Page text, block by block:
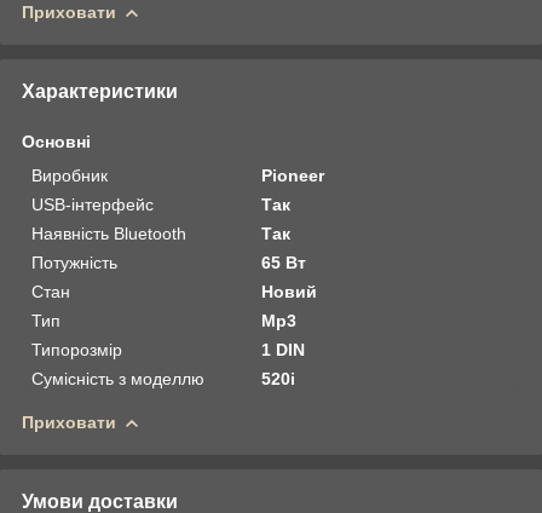
Приховати
Характеристики
Основні
Виробник
Pioneer
USB-інтерфейс
Так
Наявність Bluetooth
Так
Потужність
65 Вт
Стан
Новий
Тип
Mp3
Типорозмір
1 DIN
Сумісність з моделлю
520i
Приховати
Умови доставки